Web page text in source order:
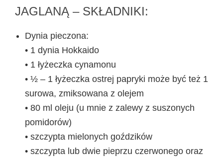
JAGLANĄ – SKŁADNIKI:
Dynia pieczona:
• 1 dynia Hokkaido
• 1 łyżeczka cynamonu
• ½ – 1 łyżeczka ostrej papryki może być też 1
surowa, zmiksowana z olejem
• 80 ml oleju (u mnie z zalewy z suszonych
pomidorów)
• szczypta mielonych goździków
• szczypta lub dwie pieprzu czerwonego oraz